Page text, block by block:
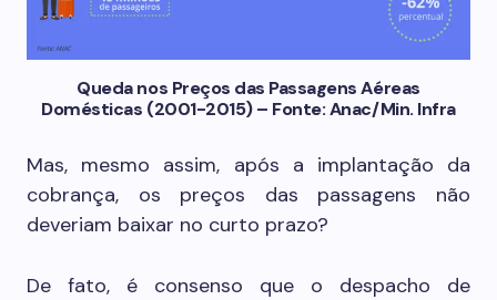
Queda nos Preços das Passagens Aéreas
Domésticas (2001-2015) – Fonte: Anac/Min. Infra
Mas, mesmo assim, após a implantação da
cobrança, os preços das passagens não
deveriam baixar no curto prazo?
De fato, é consenso que o despacho de